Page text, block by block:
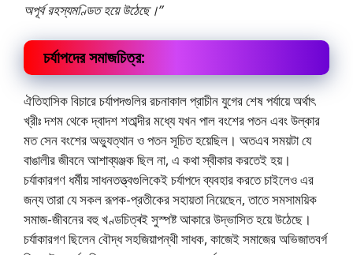
অপূর্ব রহস্যমণ্ডিত হয়ে উঠেছে।”
চর্যাপদের সমাজচিত্র:
ঐতিহাসিক বিচারে চর্যাপদগুলির রচনাকাল প্রাচীন যুগের শেষ পর্যায়ে অর্থাৎ
খ্রীঃ দশম থেকে দ্বাদশ শতাব্দীর মধ্যে যখন পাল বংশের পতন এবং উল্কার
মত সেন বংশের অভ্যুত্থান ও পতন সূচিত হয়েছিল। অতএব সময়টা যে
বাঙালীর জীবনে আশাব্যঞ্জক ছিল না, এ কথা স্বীকার করতেই হয়।
চর্যাকারগণ ধর্মীয় সাধনতত্ত্বগুলিকেই চর্যাপদে ব্যবহার করতে চাইলেও এর
জন্য তারা যে সকল রূপক-প্রতীকের সহায়তা নিয়েছেন, তাতে সমসাময়িক
সমাজ-জীবনের বহু খণ্ডচিত্ৰই সুস্পষ্ট আকারে উদ্ভাসিত হয়ে উঠেছে।
চর্যাকারগণ ছিলেন বৌদ্ধ সহজিয়াপন্থী সাধক, কাজেই সমাজের অভিজাতবর্গ